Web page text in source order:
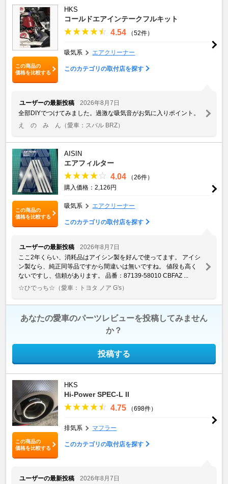
この商品の
価格を比較する
HKS
コールドエアインテークフルキット
4.54 （52件）
吸気系 エアクリーナー
このカテゴリの取付店を探す
ユーザーの最新投稿
2026年8月7日
全部DIYでつけてみました。過激な吸気音がお気に入りポイント。
え の み ん （愛車：スバル BRZ）
この商品の
価格を比較する
AISIN
エアフィルター
4.04
（26件）
購入価格：2,126円
吸気系 エアクリーナー
このカテゴリの取付店を探す
ユーザーの最新投稿
2026年8月7日
ここ2年くらい、消耗品はアイシン製を好んで使ってます。 アイシ
ン製なら、純正同等品ですから間違いは無いですね。 値段も高く
ないですし、信頼があります。 品番：87139-58010 CBFAZ ...
☆ひでっち☆ （愛車：トヨタ ノア G's）
あなたの愛車のパーツレビューを投稿してみません
か？
投稿する
この商品の
価格を比較する
HKS
Hi-Power SPEC-L II
4.75 （698件）
排気系 マフラー
このカテゴリの取付店を探す
ユーザーの最新投稿
2026年8月7日